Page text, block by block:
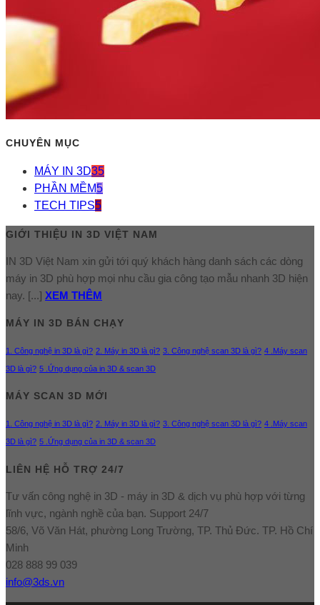
CHUYÊN MỤC
MÁY IN 3D35
PHẦN MỀM5
TECH TIPS5
GIỚI THIỆU IN 3D VIỆT NAM
IN 3D Việt Nam xin gửi tới quý khách hàng danh sách các dòng
máy in 3D phù hợp mọi nhu cầu gia công tạo mẫu nhanh 3D hiện
nay. [...] XEM THÊM
MÁY IN 3D BÁN CHẠY
1. Công nghệ in 3D là gì? 2. Máy in 3D là gì? 3. Công nghệ scan 3D là gì? 4 .Máy scan
3D là gì? 5 .Ứng dụng của in 3D & scan 3D
MÁY SCAN 3D MỚI
1. Công nghệ in 3D là gì? 2. Máy in 3D là gì? 3. Công nghệ scan 3D là gì? 4 .Máy scan
3D là gì? 5 .Ứng dụng của in 3D & scan 3D
LIÊN HỆ HỖ TRỢ 24/7
Tư vấn công nghệ in 3D - máy in 3D & dịch vụ phù hợp với từng
lĩnh vực, ngành nghề của bạn. Support 24/7
58/6, Võ Văn Hát, phường Long Trường, TP. Thủ Đức. TP. Hồ Chí
Minh
028 888 99 039
info@3ds.vn